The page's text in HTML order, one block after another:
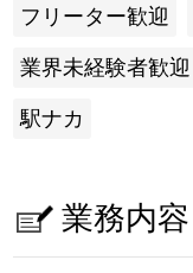
フリーター歓迎
業界未経験者歓迎
駅ナカ
業務内容